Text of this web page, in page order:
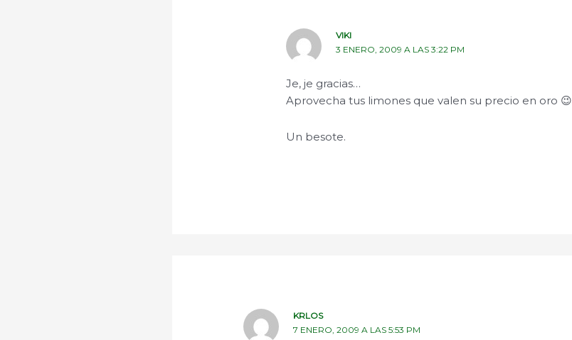
VIKI
3 ENERO, 2009 A LAS 3:22 PM
Je, je gracias…
Aprovecha tus limones que valen su precio en oro 😉
Un besote.
KRLOS
7 ENERO, 2009 A LAS 5:53 PM